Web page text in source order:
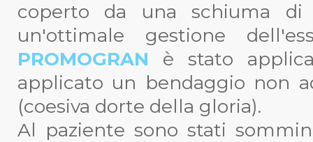
coperto da una schiuma di
un'ottimale gestione
PROMOGRAN è stato
applicato un bendaggio non
(coesiva dorte della gloria).
Al paziente sono stati